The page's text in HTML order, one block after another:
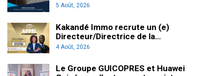
5 Août, 2026
Kakandé Immo recrute un (e)
Directeur/Directrice de la…
4 Août, 2026
Le Groupe GUICOPRES et Huawei